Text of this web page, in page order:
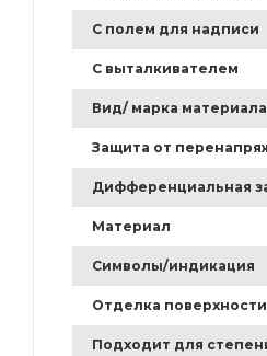
С полем для надписи
С выталкивателем
Вид/ марка материала
Защита от
Дифференциальная
Материал
Символы/индикация
Отделка поверхности
Подходит для